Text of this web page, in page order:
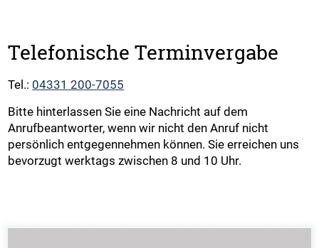
Telefonische Terminvergabe
Tel.: 04331 200-7055
Bitte hinterlassen Sie eine Nachricht auf dem
Anrufbeantworter, wenn wir nicht den Anruf nicht
persönlich entgegennehmen können. Sie erreichen uns
bevorzugt werktags zwischen 8 und 10 Uhr.